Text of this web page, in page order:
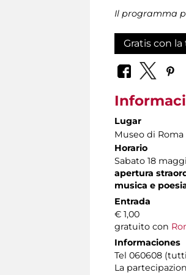
Il programma
Gratis con
Lugar
Museo di
Horario
Sabato 18
apertura
musica e
Entrada
€ 1,00
gratuito con
Informaciones
Tel 060608
La